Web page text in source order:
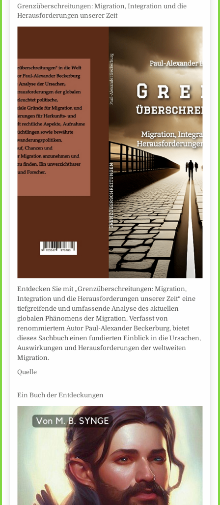
Grenzüberschreitungen: Migration, Integration und die
Herausforderungen unserer Zeit
Entdecken Sie mit „Grenzüberschreitungen: Migration,
Integration und die Herausforderungen unserer Zeit“ eine
tiefgreifende und umfassende Analyse des aktuellen
globalen Phänomens der Migration. Verfasst von
renommiertem Autor Paul-Alexander Beckerburg, bietet
dieses Sachbuch einen fundierten Einblick in die Ursachen,
Auswirkungen und Herausforderungen der weltweiten
Migration.
Quelle
Ein Buch der Entdeckungen